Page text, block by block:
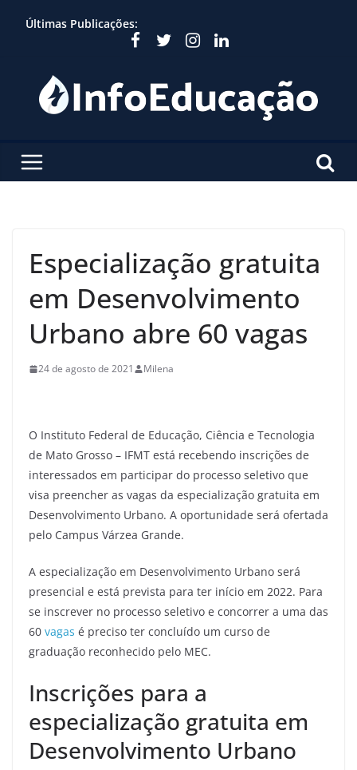
Últimas Publicações:
Especialização gratuita
em Desenvolvimento
Urbano abre 60 vagas
24 de agosto de 2021 Milena
O Instituto Federal de Educação, Ciência e Tecnologia
de Mato Grosso – IFMT está recebendo inscrições de
interessados em participar do processo seletivo que
visa preencher as vagas da especialização gratuita em
Desenvolvimento Urbano. A oportunidade será ofertada
pelo Campus Várzea Grande.
A especialização em Desenvolvimento Urbano será
presencial e está prevista para ter início em 2022. Para
se inscrever no processo seletivo e concorrer a uma das
60 vagas é preciso ter concluído um curso de
graduação reconhecido pelo MEC.
Inscrições para a
especialização gratuita em
Desenvolvimento Urbano